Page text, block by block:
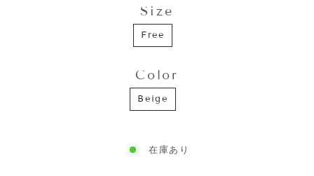
Size
Free
Color
Beige
在庫あり